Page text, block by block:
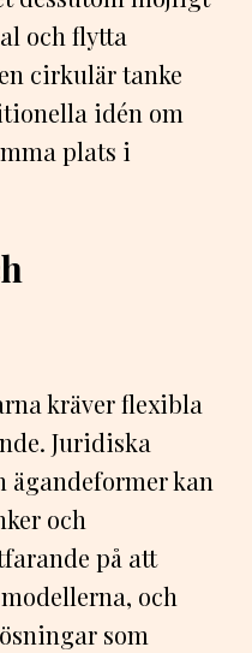
och flytta
cirkulär tanke
idén om
plats i
kräver flexibla
Juridiska
kan
och
på att
och
som